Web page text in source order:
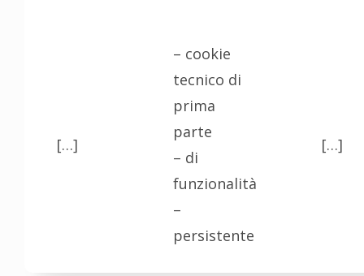
[…]
– cookie
tecnico di
prima
parte
– di
funzionalità
–
persistente
[…]